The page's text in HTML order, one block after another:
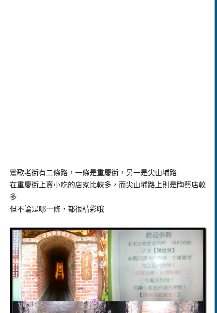
鶯歌老街有二條路，一條是重慶街，另一是尖山埔路
在重慶街上賣小吃的店家比較多，而尖山埔路上則是陶藝店較
多
但不論是哪一條，都很精彩哦